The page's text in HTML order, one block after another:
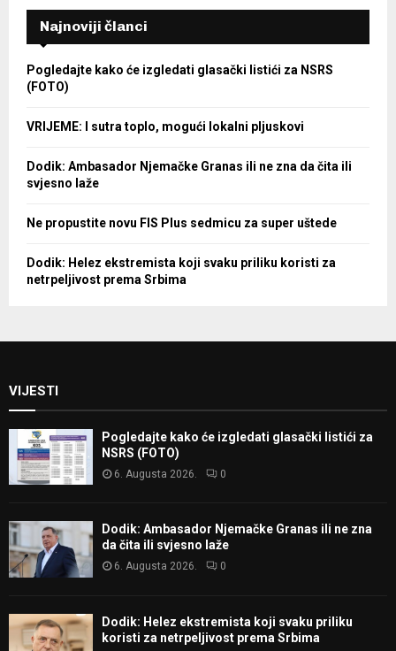
Najnoviji članci
Pogledajte kako će izgledati glasački listići za NSRS
(FOTO)
VRIJEME: I sutra toplo, mogući lokalni pljuskovi
Dodik: Ambasador Njemačke Granas ili ne zna da čita ili
svjesno laže
Ne propustite novu FIS Plus sedmicu za super uštede
Dodik: Helez ekstremista koji svaku priliku koristi za
netrpeljivost prema Srbima
VIJESTI
Pogledajte kako će izgledati glasački listići za
NSRS (FOTO)
6. Augusta 2026. 0
Dodik: Ambasador Njemačke Granas ili ne zna
da čita ili svjesno laže
6. Augusta 2026. 0
Dodik: Helez ekstremista koji svaku priliku
koristi za netrpeljivost prema Srbima